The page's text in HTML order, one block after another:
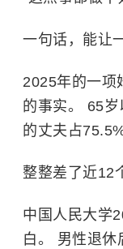
一句话，能让
2025年的一项
的事实。 65
的丈夫占
整整差了近12
中国人民大学
白。 男性退休